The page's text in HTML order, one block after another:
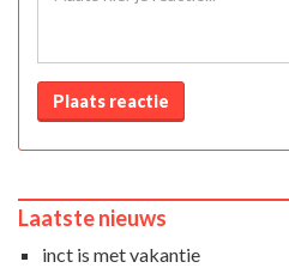
Plaats reactie
Laatste nieuws
inct is met vakantie